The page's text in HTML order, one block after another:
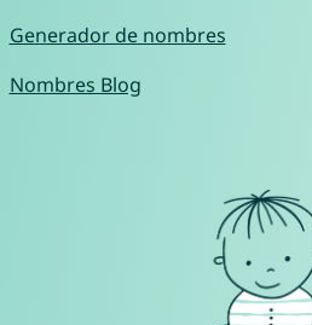
Generador de nombres
Nombres Blog